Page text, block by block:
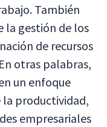
También
la gestión de los
de recursos
otras palabras,
un enfoque
productividad,
empresariales